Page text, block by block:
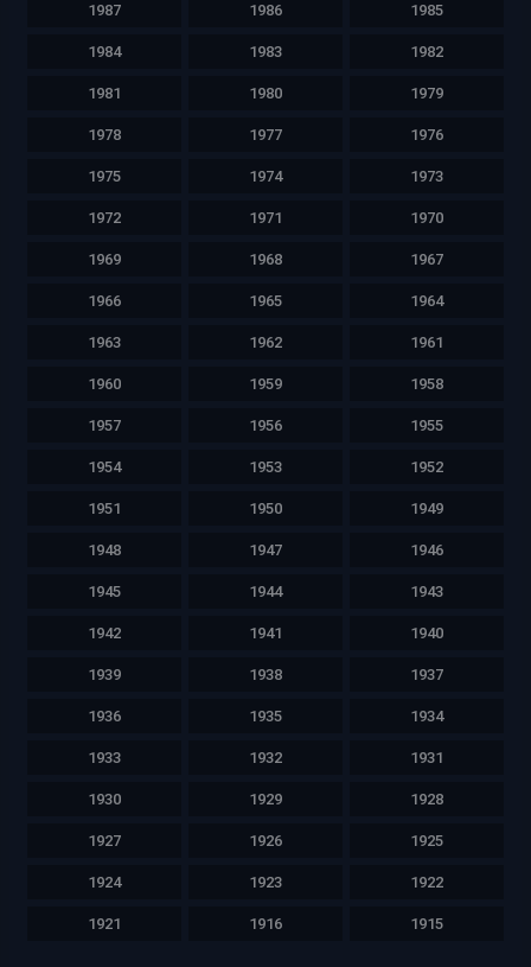
1987 1986 1985
1984 1983 1982
1981 1980 1979
1978 1977 1976
1975 1974 1973
1972 1971 1970
1969 1968 1967
1966 1965 1964
1963 1962 1961
1960 1959 1958
1957 1956 1955
1954 1953 1952
1951 1950 1949
1948 1947 1946
1945 1944 1943
1942 1941 1940
1939 1938 1937
1936 1935 1934
1933 1932 1931
1930 1929 1928
1927 1926 1925
1924 1923 1922
1921 1916 1915